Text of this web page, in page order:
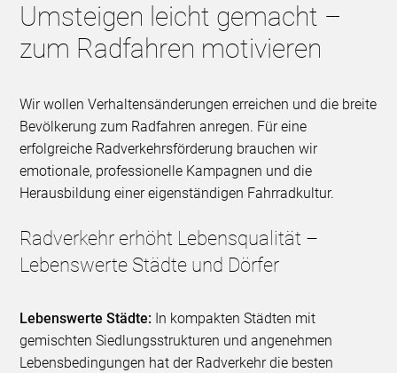
Umsteigen leicht gemacht –
zum Radfahren motivieren
Wir wollen Verhaltensänderungen erreichen und die breite
Bevölkerung zum Radfahren anregen. Für eine
erfolgreiche Radverkehrsförderung brauchen wir
emotionale, professionelle Kampagnen und die
Herausbildung einer eigenständigen Fahrradkultur.
Radverkehr erhöht Lebensqualität –
Lebenswerte Städte und Dörfer
Lebenswerte Städte: In kompakten Städten mit
gemischten Siedlungsstrukturen und angenehmen
Lebensbedingungen hat der Radverkehr die besten